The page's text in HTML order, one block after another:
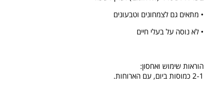
• מתאים גם לצמחונים וטבעונים
• לא נוסה על בעלי חיים
הוראות שימוש ואחסון:
2-1 כמוסות ביום, עם הארוחות.